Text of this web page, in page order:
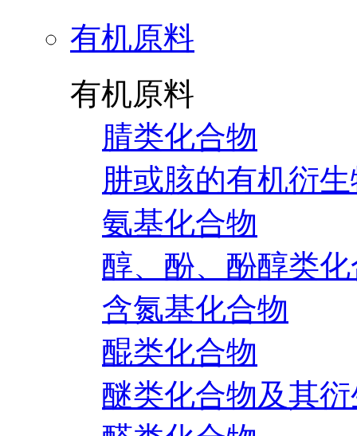
有机原料
有机原料
腈类化合物
肼或胲的有机衍
氨基化合物
醇、酚、酚醇类
含氮基化合物
醌类化合物
醚类化合物及其